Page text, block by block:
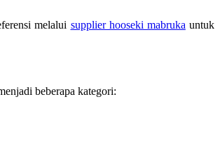
melalui supplier hooseki mabruka untuk
beberapa kategori: